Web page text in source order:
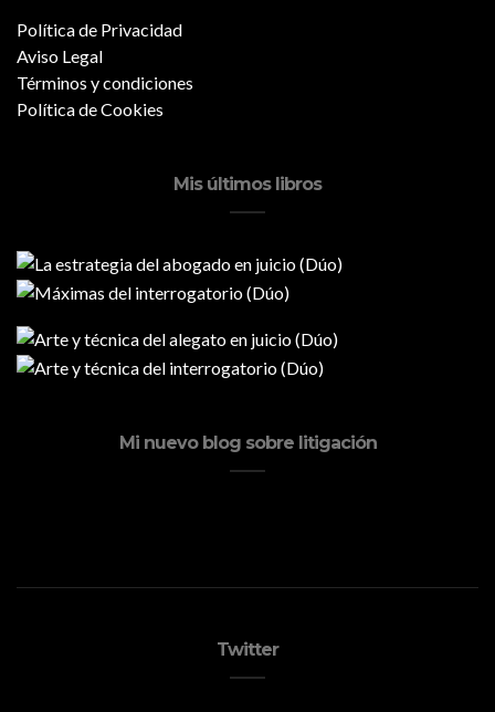
Política de Privacidad
Aviso Legal
Términos y condiciones
Política de Cookies
Mis últimos libros
Mi nuevo blog sobre litigación
Twitter